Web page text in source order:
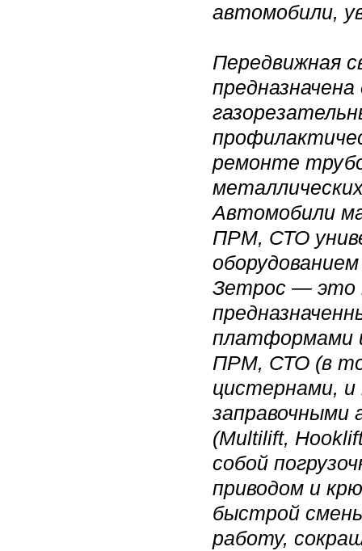
автомобили,
Передвижная
ремонте
Автомобили
ПРМ, СТО
Зетрос — это
ПРМ, СТО (в
цистернами,
(Multilift,
собой
приводом и
быстрой
работу,